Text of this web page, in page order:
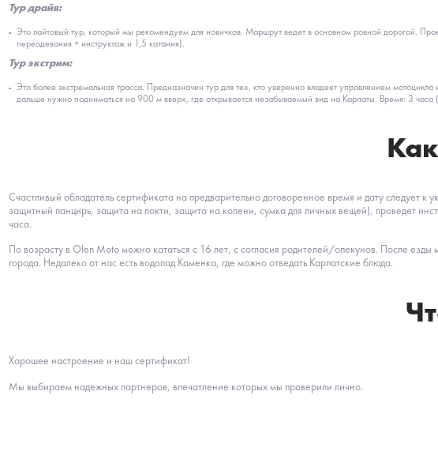
Тур драйв:
Это лайтовый тур, который мы рекомендуем для новичков. Маршрут ведет в основном ровной дорогой.
переодевания + инструктаж и 1,5 катания).
Тур экстрим:
Это более экстремальная трасса. Предназначен тур для тех, кто уверенно владеет управлением
дальше нужно подниматься на 900 м вверх, где открывается незабываемый вид на Карпаты. Время: 3 часа
Счастливый обладатель сертификата на предварительно договоренное время и дату следует
защитный панцирь, защита на локти, защита на колени, сумка для личных вещей), проведет
часа.
По возрасту в Olen Moto можно кататься с 16 лет, с согласия родителей/опекунов. После
города. Недалеко от нас есть водопад Каменка, где можно отведать Карпатские блюда.
Хорошее настроение и наш сертификат!
Мы выбираем надежных партнеров, впечатление которых мы проверили лично.